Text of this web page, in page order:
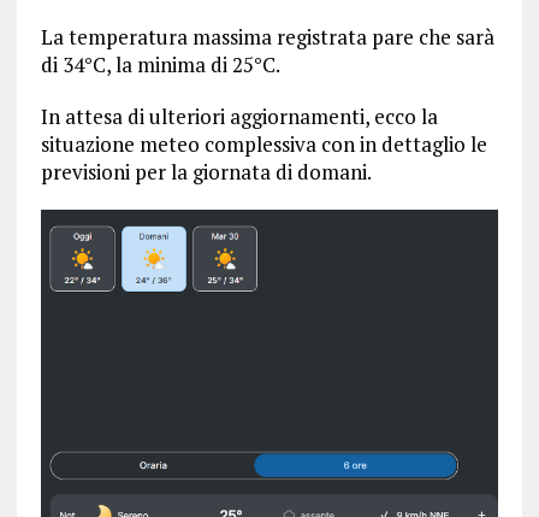
La temperatura massima registrata pare che sarà
di 34°C, la minima di 25°C.
In attesa di ulteriori aggiornamenti, ecco la
situazione meteo complessiva con in dettaglio le
previsioni per la giornata di domani.